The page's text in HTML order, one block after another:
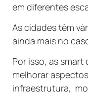
em diferentes
As cidades têm
ainda mais no
Por isso, as smart
melhorar
infraestrutura,